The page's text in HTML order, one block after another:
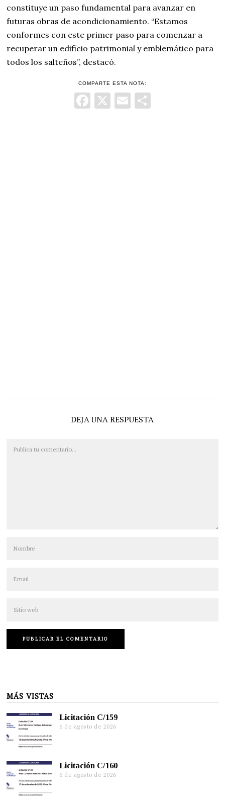
constituye un paso fundamental para avanzar en
futuras obras de acondicionamiento. “Estamos
conformes con este primer paso para comenzar a
recuperar un edificio patrimonial y emblemático para
todos los salteños”, destacó.
COMPARTE ESTA NOTA:
Facebook
X Email
DEJA UNA RESPUESTA
MÁS VISTAS
Licitación C/159
6 de agosto de 2026
Licitación C/160
6 de agosto de 2026